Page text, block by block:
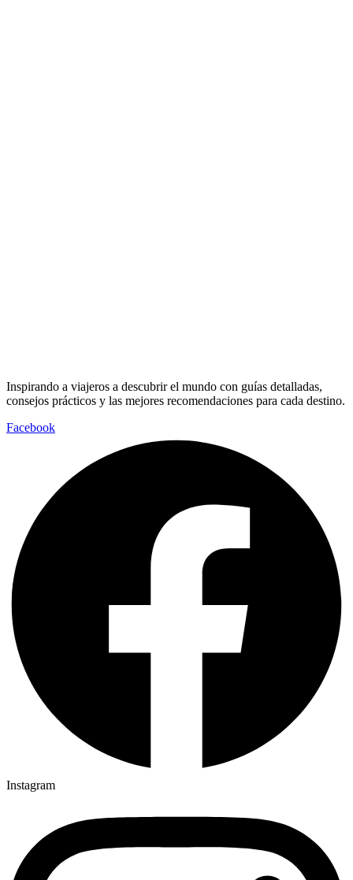
Inspirando a viajeros a descubrir el mundo con guías detalladas,
consejos prácticos y las mejores recomendaciones para cada destino.
Facebook
Instagram